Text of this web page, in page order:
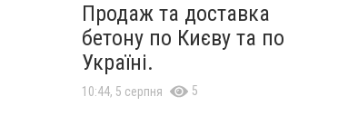
Продаж та доставка
бетону по Києву та по
Україні.
10:44, 5 серпня 5